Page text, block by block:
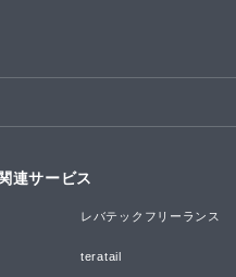
連サービス
レバテックフリーランス
teratail